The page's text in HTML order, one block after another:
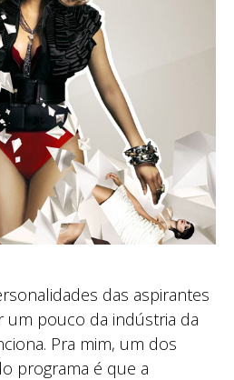
das aspirantes
um pouco da indústria da
Pra mim, um dos
programa é que a